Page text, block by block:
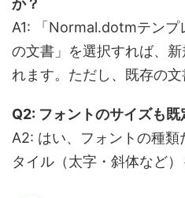
か？
A1: 「Normal.dotmテンプ
の文書」を選択すれば、
れます。ただし、既存の文
Q2: フォントのサイズも
A2: はい、フォントの種類
タイル（太字・斜体など）